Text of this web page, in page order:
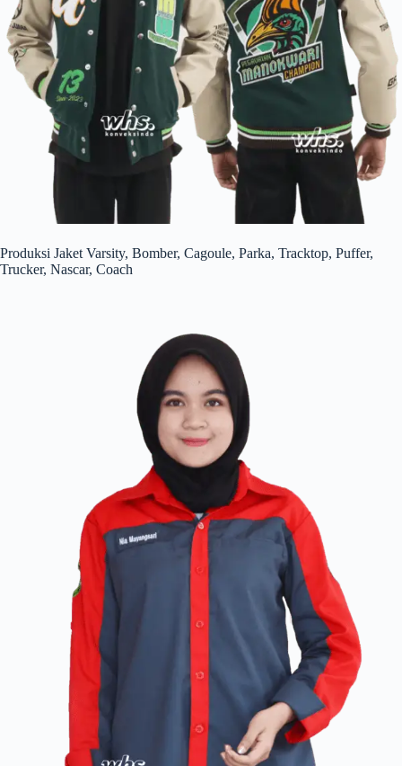
Produksi Jaket Varsity, Bomber, Cagoule, Parka, Tracktop, Puffer,
Trucker, Nascar, Coach